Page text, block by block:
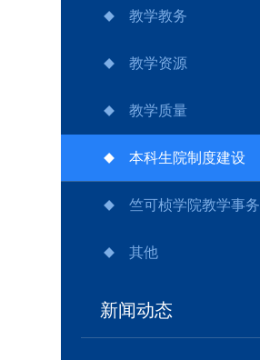
教学教务
教学资源
教学质量
本科生院制度建设
竺可桢学院教学事务
其他
新闻动态